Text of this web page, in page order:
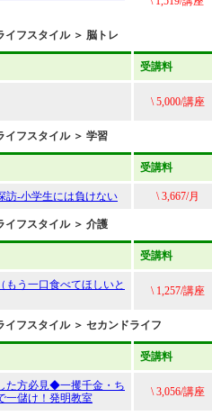
イフスタイル ＞ 脳トレ
受講料
\ 5,000/講座
イフスタイル ＞ 学習
受講料
訪-小学生には負けない \ 3,667/月
イフスタイル ＞ 介護
受講料
もう一口食べてほしいと
\ 1,257/講座
イフスタイル ＞ セカンドライフ
受講料
た方必見◆一攫千金・ち
一儲け！発明教室
\ 3,056/講座